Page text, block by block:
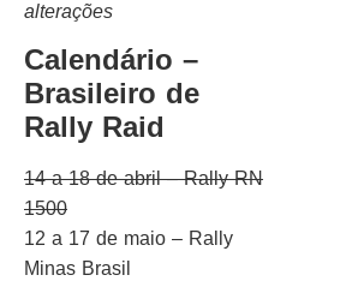
alterações
Calendário –
Brasileiro de
Rally Raid
14 a 18 de abril – Rally RN
1500
12 a 17 de maio – Rally
Minas Brasil